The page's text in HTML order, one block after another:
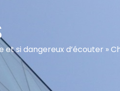
si dangereux d’écouter »